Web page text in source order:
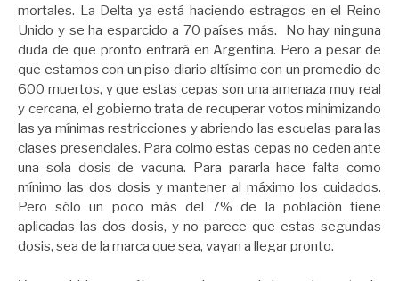
mortales. La Delta ya está haciendo estragos en el Reino
Unido y se ha esparcido a 70 países más. No hay ninguna
duda de que pronto entrará en Argentina. Pero a pesar de
que estamos con un piso diario altísimo con un promedio de
600 muertos, y que estas cepas son una amenaza muy real
y cercana, el gobierno trata de recuperar votos minimizando
las ya mínimas restricciones y abriendo las escuelas para las
clases presenciales. Para colmo estas cepas no ceden ante
una sola dosis de vacuna. Para pararla hace falta como
mínimo las dos dosis y mantener al máximo los cuidados.
Pero sólo un poco más del 7% de la población tiene
aplicadas las dos dosis, y no parece que estas segundas
dosis, sea de la marca que sea, vayan a llegar pronto.